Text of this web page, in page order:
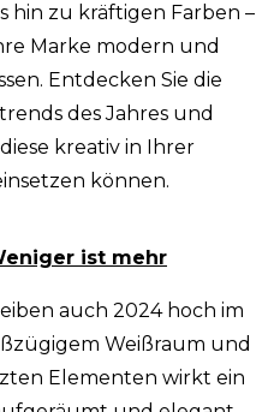
hin zu kräftigen Farben –
Marke modern und
Entdecken Sie die
des Jahres und
kreativ in Ihrer
können.
ist mehr
auch 2024 hoch im
Weißraum und
Elementen wirkt ein